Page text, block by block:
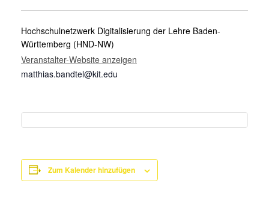
Hochschulnetzwerk Digitalisierung der Lehre Baden-
Württemberg (HND-NW)
Veranstalter-Website anzeigen
matthias.bandtel@kit.edu
Zum Kalender hinzufügen